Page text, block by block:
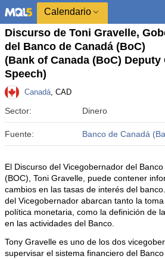
Calendario
Discurso de Toni Gravelle,
del Banco de Canadá (BoC)
(Bank of Canada (BoC)
Speech)
Canadá, CAD
Sector: Dinero
Fuente: Banco de Canadá
El Discurso del Vicegobernador del
(BOC), Toni Gravelle, puede contener
cambios en las tasas de interés del
del Vicegobernador abarcan tanto la
política monetaria, como la definición de
en las actividades del Banco.
Tony Gravelle es uno de los dos
supervisar el sistema financiero del